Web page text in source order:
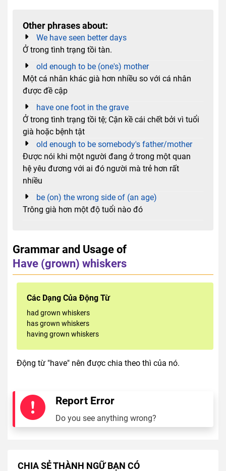
Other phrases about:
We have seen better days
Ở trong tình trạng tồi tàn.
old enough to be (one's) mother
Một cá nhân khác già hơn nhiều so với cá nhân
được đề cập
have one foot in the grave
Ở trong tình trạng tồi tệ; Cận kề cái chết bởi vì tuổi
già hoặc bệnh tật
old enough to be somebody's father/mother
Được nói khi một người đang ở trong một quan
hệ yêu đương với ai đó người mà trẻ hơn rất
nhiều
be (on) the wrong side of (an age)
Trông già hơn một độ tuổi nào đó
Grammar and Usage of
Have (grown) whiskers
Các Dạng Của Động Từ
had grown whiskers
has grown whiskers
having grown whiskers
Động từ "have" nên được chia theo thì của nó.
Report Error
Do you see anything wrong?
CHIA SẺ THÀNH NGỮ BẠN CÓ